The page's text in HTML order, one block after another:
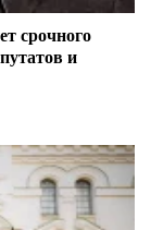
срочного
и